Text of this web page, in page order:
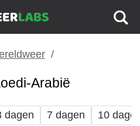
Arabië
dagen 7 dagen 10